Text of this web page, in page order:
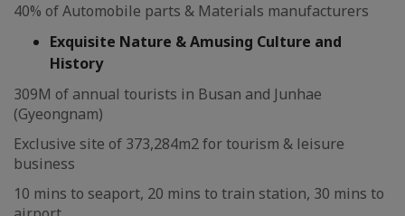
40% of Automobile parts & Materials manufacturers
Exquisite Nature & Amusing Culture and
History
309M of annual tourists in Busan and Junhae
(Gyeongnam)
Exclusive site of 373,284m2 for tourism & leisure
business
10 mins to seaport, 20 mins to train station, 30 mins to